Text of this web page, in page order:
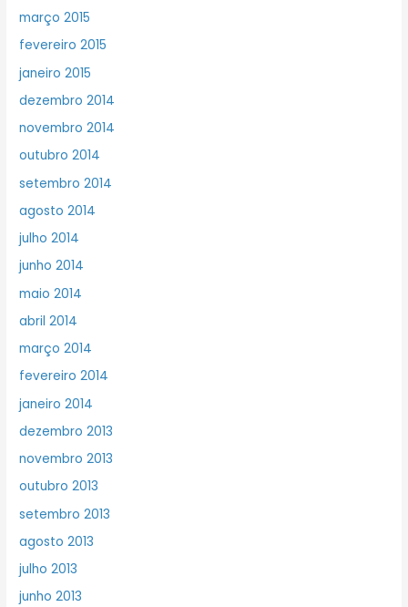
março 2015
fevereiro 2015
janeiro 2015
dezembro 2014
novembro 2014
outubro 2014
setembro 2014
agosto 2014
julho 2014
junho 2014
maio 2014
abril 2014
março 2014
fevereiro 2014
janeiro 2014
dezembro 2013
novembro 2013
outubro 2013
setembro 2013
agosto 2013
julho 2013
junho 2013